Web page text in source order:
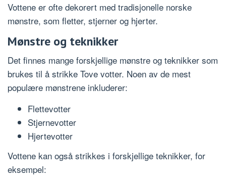
Vottene er ofte dekorert med tradisjonelle norske
mønstre, som fletter, stjerner og hjerter.
Mønstre og teknikker
Det finnes mange forskjellige mønstre og teknikker som
brukes til å strikke Tove votter. Noen av de mest
populære mønstrene inkluderer:
Flettevotter
Stjernevotter
Hjertevotter
Vottene kan også strikkes i forskjellige teknikker, for
eksempel: